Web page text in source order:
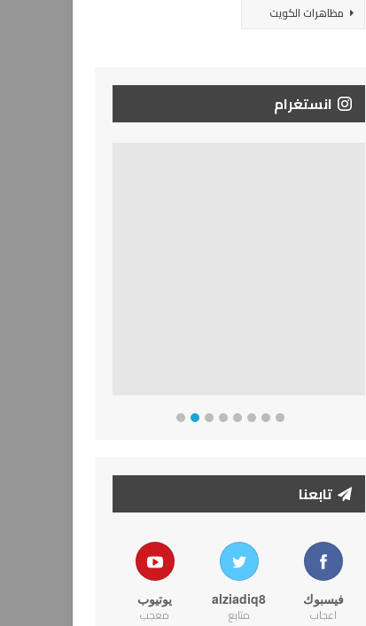
مظاهرات الكويت
انستغرام
تابعنا
فيسبوك
اعجاب
alziadiq8
متابع
يوتيوب
معجب